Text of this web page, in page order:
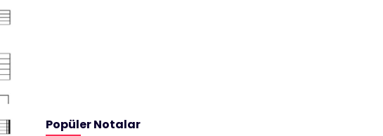
Popüler Notalar